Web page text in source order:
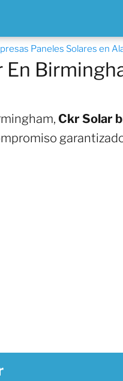
Paneles Solares en
En
Ckr Solar